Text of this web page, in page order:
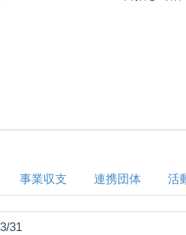
事業収支 連携団体 活
31